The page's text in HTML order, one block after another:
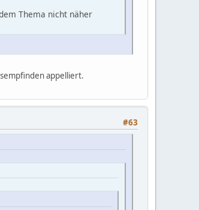
Thema nicht näher
appelliert.
#63